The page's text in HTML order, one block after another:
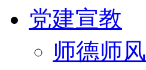
党建宣教
师德师风